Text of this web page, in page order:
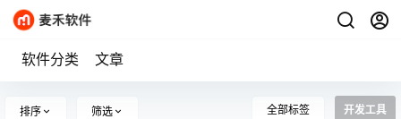
软件分类 文章
排序 筛选 全部标签 开发工具